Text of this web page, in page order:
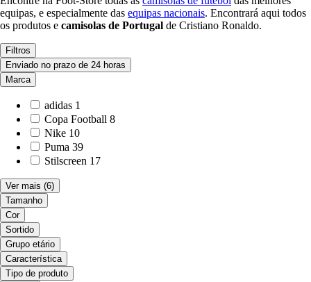
equipas, e especialmente das equipas nacionais. Encontrará aqui todos
os produtos e camisolas de Portugal de Cristiano Ronaldo.
Filtros
Enviado no prazo de 24 horas
Marca
adidas 1
Copa Football 8
Nike 10
Puma 39
Stilscreen 17
Ver mais (6)
Tamanho
Cor
Sortido
Grupo etário
Característica
Tipo de produto